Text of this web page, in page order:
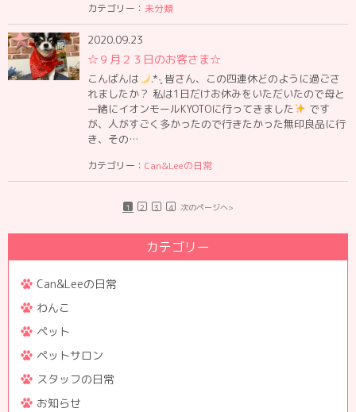
カテゴリー： 未分類
2020.09.23
☆９月２３日のお客さま☆
こんばんは
.*·̩͙ 皆さん、この四連休どのように過ごさ
れましたか？ 私は1日だけお休みをいただいたので母と
一緒にイオンモールKYOTOに行ってきました
です
が、人がすごく多かったので行きたかった無印良品に行
き、その…
カテゴリー： Can&Leeの日常
1 2 3 4 次のページへ>
カテゴリー
Can&Leeの日常
わんこ
ペット
ペットサロン
スタッフの日常
お知らせ